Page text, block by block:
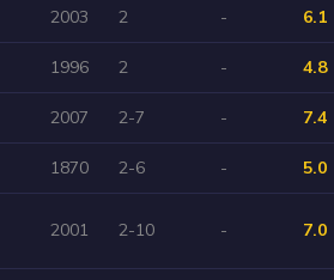
2003 2 - 6.1
1996 2 - 4.8
2007 2-7 - 7.4
1870 2-6 - 5.0
2001 2-10 - 7.0